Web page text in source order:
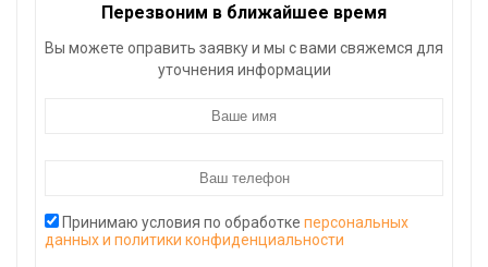
Перезвоним в ближайшее время
Вы можете оправить заявку и мы с вами свяжемся для
уточнения информации
Принимаю условия по обработке персональных
данных и политики конфиденциальности